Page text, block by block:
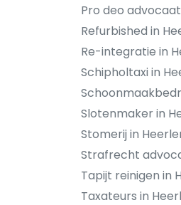
Pro deo
Refurbished in
Re-integratie in
Schipholtaxi in
Slotenmaker in
Stomerij in
Strafrecht
Tapijt reinigen in
Taxateurs in